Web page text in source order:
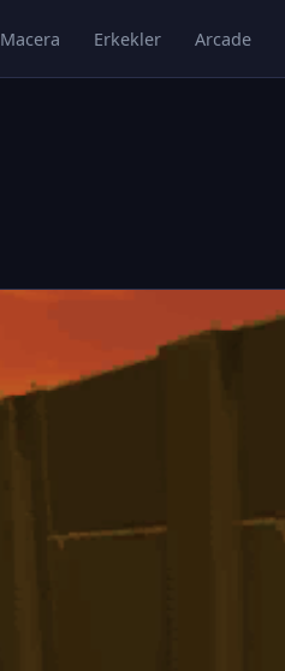
Macera Erkekler Arcade